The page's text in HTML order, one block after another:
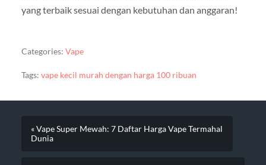
yang terbaik sesuai dengan kebutuhan dan anggaran!
Categories: Vape
Tags: vape kecil murah dengan harga 100 ribuan
« Vape Super Mewah: 7 Daftar Harga Vape Termahal
Dunia